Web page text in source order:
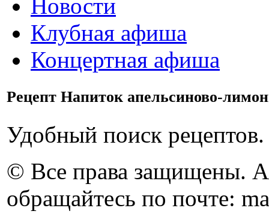
Новости
Клубная афиша
Концертная афиша
Рецепт Напиток апельсиново-
Удобный поиск рецептов.
© Все права защищены.
обращайтесь по почте: